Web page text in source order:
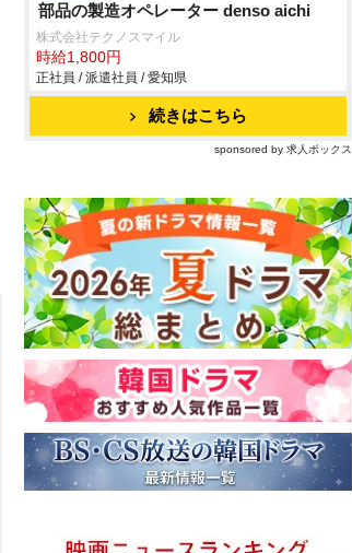
部品の製造オペレーター denso aichi
株式会社テクノスマイル
時給1,800円
正社員 / 派遣社員 / 愛知県
続きはこちら
sponsored by 求人ボックス